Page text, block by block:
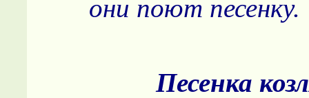
они поют песенку.
Песенка